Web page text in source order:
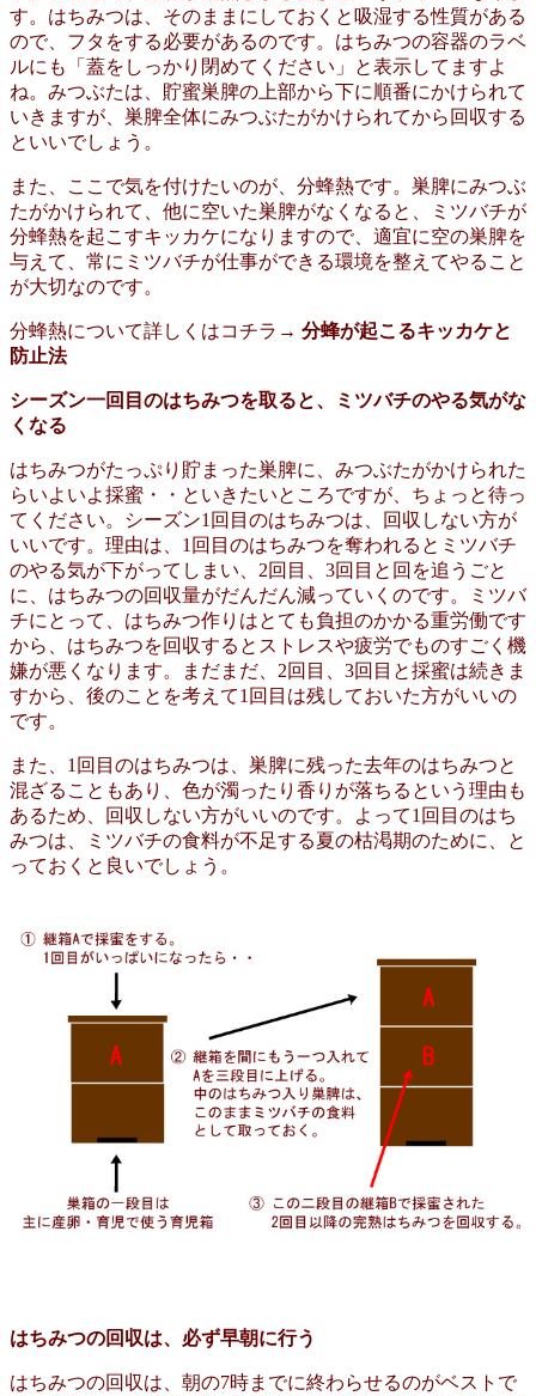
す。はちみつは、そのままにしておくと吸湿する性質がある
ので、フタをする必要があるのです。はちみつの容器のラベ
ルにも「蓋をしっかり閉めてください」と表示してますよ
ね。みつぶたは、貯蜜巣脾の上部から下に順番にかけられて
いきますが、巣脾全体にみつぶたがかけられてから回収する
といいでしょう。
また、ここで気を付けたいのが、分蜂熱です。巣脾にみつぶ
たがかけられて、他に空いた巣脾がなくなると、ミツバチが
分蜂熱を起こすキッカケになりますので、適宜に空の巣脾を
与えて、常にミツバチが仕事ができる環境を整えてやること
が大切なのです。
分蜂熱について詳しくはコチラ→ 分蜂が起こるキッカケと
防止法
シーズン一回目のはちみつを取ると、ミツバチのやる気がな
くなる
はちみつがたっぷり貯まった巣脾に、みつぶたがかけられた
らいよいよ採蜜・・といきたいところですが、ちょっと待っ
てください。シーズン1回目のはちみつは、回収しない方が
いいです。理由は、1回目のはちみつを奪われるとミツバチ
のやる気が下がってしまい、2回目、3回目と回を追うごと
に、はちみつの回収量がだんだん減っていくのです。ミツバ
チにとって、はちみつ作りはとても負担のかかる重労働です
から、はちみつを回収するとストレスや疲労でものすごく機
嫌が悪くなります。まだまだ、2回目、3回目と採蜜は続きま
すから、後のことを考えて1回目は残しておいた方がいいの
です。
また、1回目のはちみつは、巣脾に残った去年のはちみつと
混ざることもあり、色が濁ったり香りが落ちるという理由も
あるため、回収しない方がいいのです。よって1回目のはち
みつは、ミツバチの食料が不足する夏の枯渇期のために、と
っておくと良いでしょう。
はちみつの回収は、必ず早朝に行う
はちみつの回収は、朝の7時までに終わらせるのがベストで